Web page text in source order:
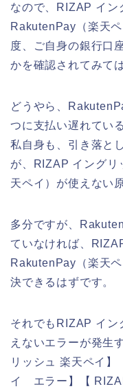
なので、RIZAP イン
RakutenPay（楽天
度、ご自身の銀行口
かを確認されてみて
どうやら、
つに支払い遅れてい
私自身も、引き落と
が、RIZAP イングリ
天ペイ）が使えない
多分ですが、
ていなければ、
RakutenPay（楽天
決できるはずです。
それでもRIZAP イン
えないエラーが発生
リッシュ 楽天ペイ
イ エラー】【